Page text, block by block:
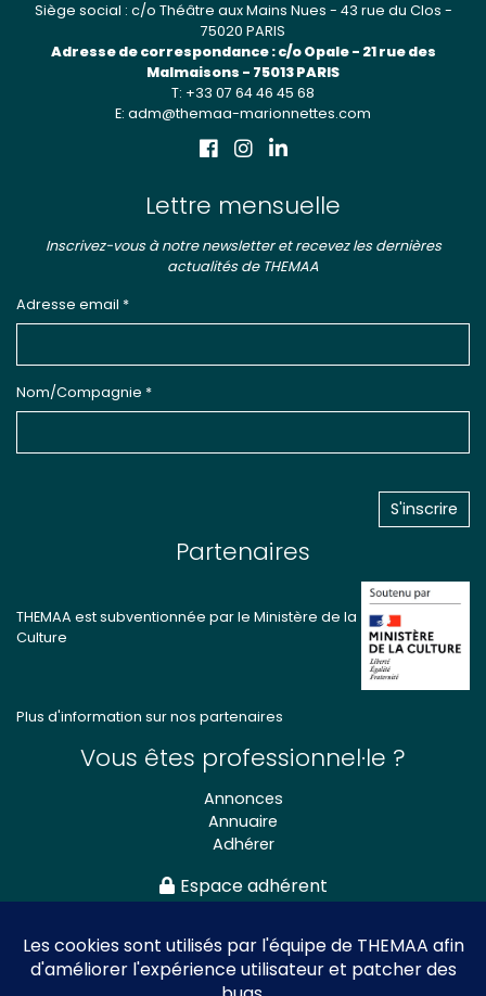
Siège social : c/o Théâtre aux Mains Nues - 43 rue du Clos -
75020 PARIS
Adresse de correspondance : c/o Opale - 21 rue des
Malmaisons - 75013 PARIS
T: +33 07 64 46 45 68
E: adm@themaa-marionnettes.com
Lettre mensuelle
Inscrivez-vous à notre newsletter et recevez les dernières
actualités de THEMAA
Adresse email *
Nom/Compagnie *
Partenaires
THEMAA est subventionnée par le Ministère de la
Culture
Plus d'information sur nos partenaires
Vous êtes professionnel·le ?
Annonces
Annuaire
Adhérer
Espace adhérent